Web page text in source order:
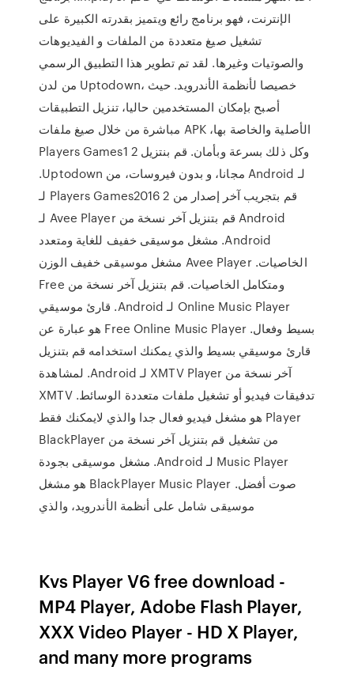
الإنترنت، فهو برنامج رائع ويتميز بقدرته الكبيرة على
تشغيل صيغ متعددة من الملفات و الفيديوهات
والصوتيات وغيرها. لقد تم تطوير هذا التطبيق الرسمي
من لدن Uptodown، خصيصا لأنظمة الأندرويد. حيث
أصبح بإمكان المستخدمين حاليا، تنزيل التطبيقات
مباشرة من خلال صيغ ملفات APK الأصلية والخاصة بها،
وكل ذلك بسرعة وبأمان. ‫قم بنتزيل 2 Players Games1
لـ Android مجانا، و بدون فيروسات، من Uptodown.
قم بتجريب آخر إصدار من 2 Players Games2016 لـ
Android قم بتنزيل آخر نسخة من Avee Player لـ
Android. مشغل موسيقى خفيف للغاية ومتعدد
الخاصيات. Avee Player مشغل موسيقى خفيف الوزن
ومتكامل الخاصيات. قم بتنزيل آخر نسخة من Free
Online Music Player لـ Android. قارئ موسيقي
بسيط وفعال. Free Online Music Player هو عبارة عن
قارئ موسيقي بسيط والذي يمكنك استخدامه قم بتنزيل
آخر نسخة من XMTV Player لـ Android. لمشاهدة
تدفيقات فيديو أو تشغيل ملفات متعددة الوسائط. XMTV
Player هو مشغل فيديو فعال جدا والذي لايمكنك فقط
من تشغيل قم بتنزيل آخر نسخة من BlackPlayer
Music Player لـ Android. مشغل موسيقى بجودة
صوت أفضل. BlackPlayer Music Player هو مشغل
موسيقى شامل على أنظمة الأندرويد، والذي
Kvs Player V6 free download -
MP4 Player, Adobe Flash Player,
XXX Video Player - HD X Player,
and many more programs